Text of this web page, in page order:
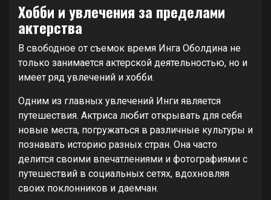
Хобби и увлечения за пределами
актерства
В свободное от съемок время Инга Оболдина не
только занимается актерской деятельностью, но и
имеет ряд увлечений и хобби.
Одним из главных увлечений Инги является
путешествия. Актриса любит открывать для себя
новые места, погружаться в различные культуры и
познавать историю разных стран. Она часто
делится своими впечатлениями и фотографиями с
путешествий в социальных сетях, вдохновляя
своих поклонников и даемчан.